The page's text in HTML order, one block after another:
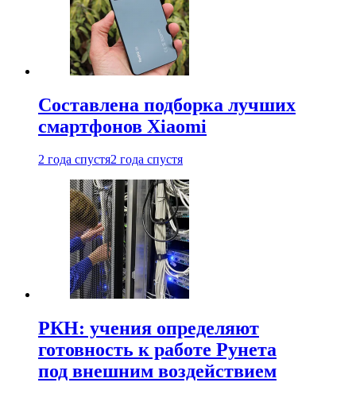
Составлена подборка лучших
смартфонов Xiaomi
2 года спустя2 года спустя
РКН: учения определяют
готовность к работе Рунета
под внешним воздействием